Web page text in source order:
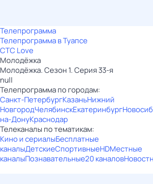
Телепрограмма
Телепрограмма в Туапсе
СТС Love
Молодёжка
Молодёжка. Сезон 1. Серия 33-я
null
Телепрограмма по городам:
Санкт-ПетербургКазаньНижний
НовгородЧелябинскЕкатеринбург
на-ДонуКраснодар
Телеканалы по тематикам:
Кино и сериалыБесплатные
каналыДетскиеСпортивныеHDМестные
каналыПознавательные20 каналов